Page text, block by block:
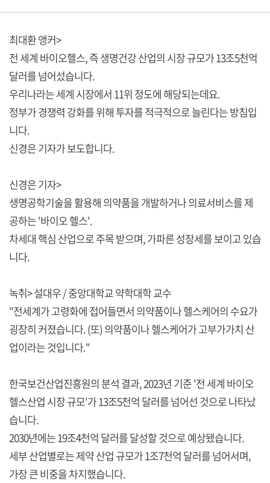
최대환 앵커>
전 세계 바이오헬스, 즉 생명건강 산업의 시장 규모가 13조5천억
달러를 넘어섰습니다.
우리나라는 세계 시장에서 11위 정도에 해당되는데요.
정부가 경쟁력 강화를 위해 투자를 적극적으로 늘린다는 방침입
니다.
신경은 기자가 보도합니다.
신경은 기자>
생명공학기술을 활용해 의약품을 개발하거나 의료서비스를 제
공하는 '바이오 헬스'.
차세대 핵심 산업으로 주목 받으며, 가파른 성장세를 보이고 있습
니다.
녹취> 설대우 / 중앙대학교 약학대학 교수
"전세계가 고령화에 접어들면서 의약품이나 헬스케어의 수요가
굉장히 커졌습니다. (또) 의약품이나 헬스케어가 고부가가치 산
업이라는 것입니다."
한국보건산업진흥원의 분석 결과, 2023년 기준 '전 세계 바이오
헬스산업 시장 규모'가 13조5천억 달러를 넘어선 것으로 나타났
습니다.
2030년에는 19조4천억 달러를 달성할 것으로 예상됐습니다.
세부 산업별로는 제약 산업 규모가 1조7천억 달러를 넘어서며,
가장 큰 비중을 차지했습니다.